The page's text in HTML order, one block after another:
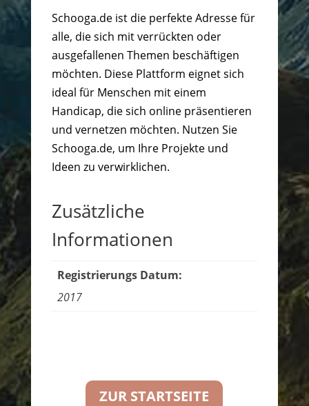
Schooga.de ist die perfekte Adresse für
alle, die sich mit verrückten oder
ausgefallenen Themen beschäftigen
möchten. Diese Plattform eignet sich
ideal für Menschen mit einem
Handicap, die sich online präsentieren
und vernetzen möchten. Nutzen Sie
Schooga.de, um Ihre Projekte und
Ideen zu verwirklichen.
Zusätzliche
Informationen
Registrierungs Datum:
2017
ZUR STARTSEITE